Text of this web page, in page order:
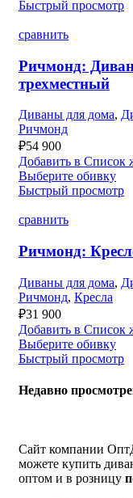
Быстрый просмотр
сравнить
Ричмонд:
трехместный
Диваны для дома,
Ричмонд
₽54 900
Добавить в Список
Выберите обивку
Быстрый просмотр
сравнить
Ричмонд:
Диваны для дома,
Ричмонд, Кресла
₽31 900
Добавить в Список
Выберите обивку
Быстрый просмотр
Недавно
Сайт компании
можете купить
оптом и в розницу